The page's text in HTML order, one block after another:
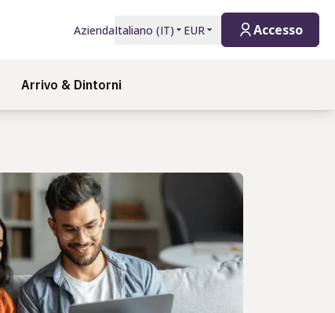
AziendaItaliano (IT) EUR Accesso
Arrivo & Dintorni